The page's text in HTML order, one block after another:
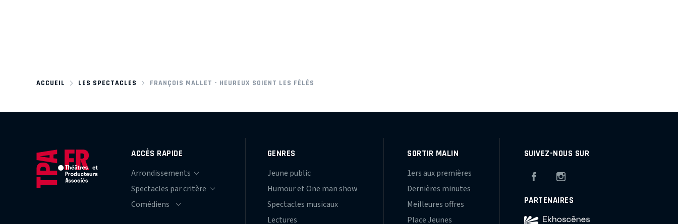
ACCUEIL LES SPECTACLES FRANÇOIS MALLET - HEUREUX SOIENT LES FÊLÉS
ACCÈS RAPIDE GENRES
Jeune public
Humour et One man show
Spectacles musicaux
Lectures
SORTIR MALIN
1ers aux premières
Dernières minutes
Meilleures offres
Place Jeunes
SUIVEZ-NOUS SUR
Facebook
PARTENAIRES